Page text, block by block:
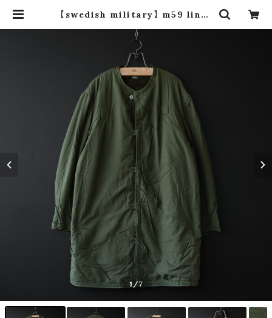
【swedish military】 m59 liner
1/7